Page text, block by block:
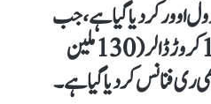
اوور کر دیا گیا ہے، جب
کہ دو ماہ قبل واپس کیے گئے 13 کروڑ ڈالر (130 ملین
فنانس کر دیا گیا ہے۔